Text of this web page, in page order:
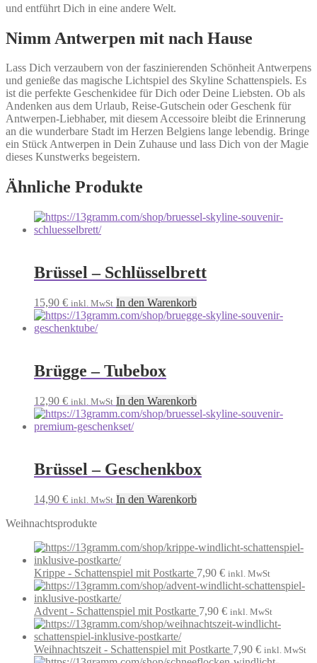
und entführt Dich in eine andere Welt.
Nimm Antwerpen mit nach Hause
Lass Dich verzaubern von der faszinierenden Schönheit Antwerpens
und genieße das magische Lichtspiel des Skyline Schattenspiels. Es
ist die perfekte Geschenkidee für Dich oder Deine Liebsten. Ob als
Andenken aus dem Urlaub, Reise-Gutschein oder Geschenk für
Antwerpen-Liebhaber, mit diesem Accessoire bleibt die Erinnerung
an die wunderbare Stadt im Herzen Belgiens lange lebendig. Bringe
ein Stück Antwerpen in Dein Zuhause und lass Dich von der Magie
dieses Kunstwerks begeistern.
Ähnliche Produkte
Brüssel – Schlüsselbrett
15,90 € inkl. MwSt In den Warenkorb
Brügge – Tubebox
12,90 € inkl. MwSt In den Warenkorb
Brüssel – Geschenkbox
14,90 € inkl. MwSt In den Warenkorb
Weihnachtsprodukte
Krippe - Schattenspiel mit Postkarte 7,90 € inkl. MwSt
Advent - Schattenspiel mit Postkarte 7,90 € inkl. MwSt
Weihnachtszeit - Schattenspiel mit Postkarte 7,90 € inkl. MwSt